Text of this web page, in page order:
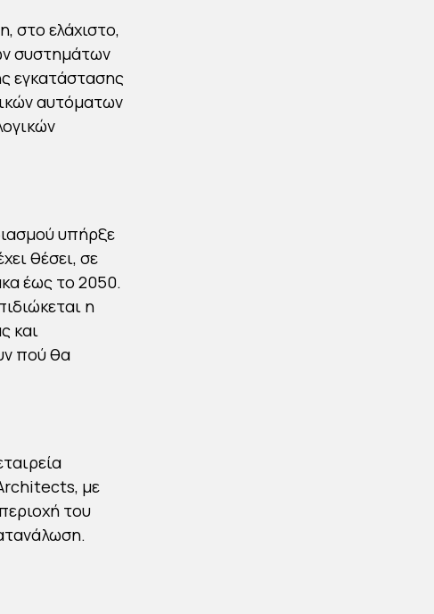
στο ελάχιστο,
συστημάτων
εγκατάστασης
αυτόματων
υπήρξε
θέσει, σε
έως το 2050.
η
και
πού θα
με
του